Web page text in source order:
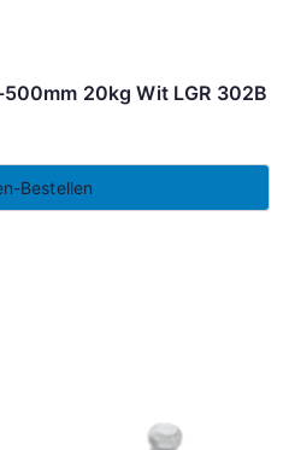
20kg Wit LGR 302B
Bestellen